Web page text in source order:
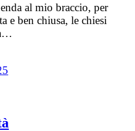
al mio braccio, per
e ben chiusa, le chiesi